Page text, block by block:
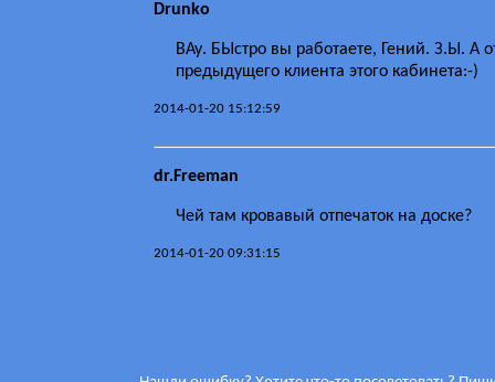
Drunko
ВАу. БЫстро вы работаете, Гений. З.Ы. А
предыдущего клиента этого кабинета:-)
2014-01-20 15:12:59
dr.Freeman
Чей там кровавый отпечаток на доске?
2014-01-20 09:31:15